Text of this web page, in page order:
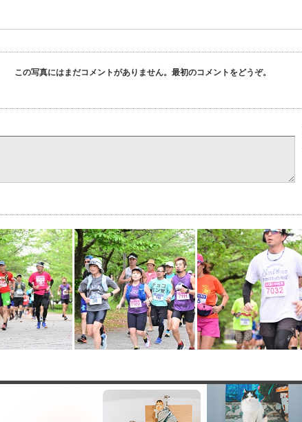
この写真にはまだコメントがありません。最初のコメントをどうぞ。